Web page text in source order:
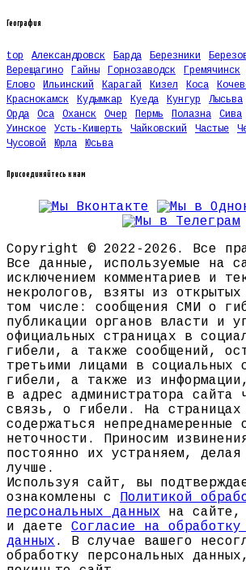
География
top Александровск Барда Березники
Верещагино
Гайны Горнозаводск Гремячинск
Елово
Ильинский Карагай Кизел Коса
Краснокамск
Кудымкар Куеда Кунгур Лысьва
Орда
Оса Оханск Очер Пермь Полазна Сива
Уинское
Усть-Кишерть Чайковский Частые
Чусовой
Юрла Юсьва
Присоединяйтесь к нам
Copyright © 2022-2026. Все
Все данные, используемые на
исключением комментариев и
некрологов, взяты из
том числе: сообщения СМИ о
публикации органов власти и
официальных страницах в
гибели, а также сообщений,
третьими лицами в социальных
гибели, а также из
в адрес администратора сайта
связь, о гибели. На страницах
содержаться непреднамеренные
неточности. Приносим
постоянно их устраняем,
лучше.
Используя сайт, вы
ознакомлены с Политикой
персональных данных на сайте,
и даете Согласие на обработку
данных . В случае вашего
обработку персональных